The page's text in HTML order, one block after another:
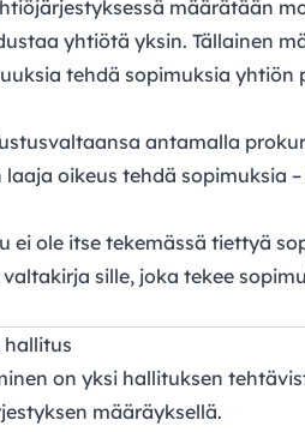
määrätään
yhtiötä yksin. Tällainen
tehdä sopimuksia yhtiön
antamalla
oikeus tehdä sopimuksia
ei ole itse tekemässä tiettyä
sille, joka tekee
on yksi hallituksen
määräyksellä.